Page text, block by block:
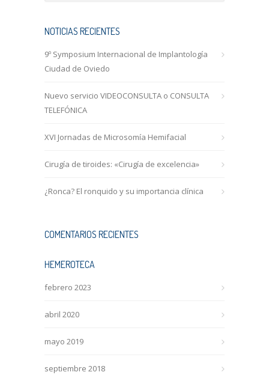
NOTICIAS RECIENTES
9º Symposium Internacional de Implantología
Ciudad de Oviedo
Nuevo servicio VIDEOCONSULTA o CONSULTA
TELEFÓNICA
XVI Jornadas de Microsomía Hemifacial
Cirugía de tiroides: «Cirugía de excelencia»
¿Ronca? El ronquido y su importancia clínica
COMENTARIOS RECIENTES
HEMEROTECA
febrero 2023
abril 2020
mayo 2019
septiembre 2018